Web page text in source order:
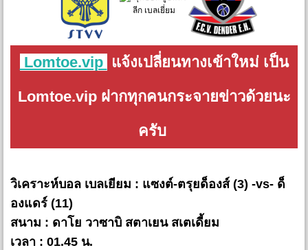
Lomtoe.vip แจ้งเปลี่ยนทางเข้าใหม่ เป็น
Lomtoe.vip ฝากทุกคนกระจายข่าวด้วยนะ
ครับ
วิเคราะห์บอล เบลเยียม : แซงต์-ตรุยด็องส์ (3) -vs- ด็
องแดร์ (11)
สนาม : ดาโย วาซาบิ สตาเยน สเตเดี้ยม
เวลา : 01.45 น.